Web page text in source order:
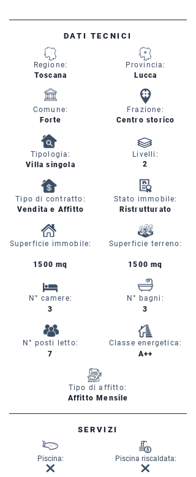
DATI TECNICI
Regione:
Toscana
Lucca
Provincia:
Comune:
Forte
Frazione:
Centro storico
Tipologia:
Villa singola
Tipo di contratto:
Vendita e Affitto
Livelli:
2
Stato immobile:
Ristrutturato
Superficie immobile: Superficie terreno:
1500 mq
N° camere:
3
N° posti letto:
7
1500 mq
N° bagni:
3
Classe energetica:
A++
Tipo di affitto:
Affitto Mensile
SERVIZI
Piscina: Piscina riscaldata: